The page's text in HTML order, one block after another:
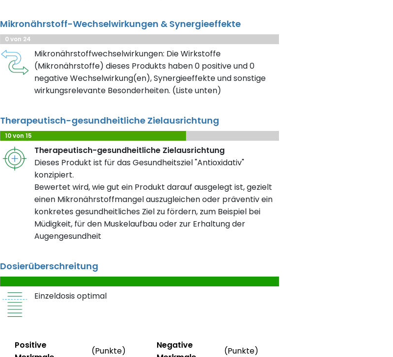
Mikronährstoff-Wechselwirkungen & Synergieeffekte
0 von 24
Mikronährstoffwechselwirkungen: Die Wirkstoffe
(Mikronährstoffe) dieses Produkts haben 0 positive und 0
negative Wechselwirkung(en), Synergieeffekte und sonstige
wirkungsrelevante Besonderheiten. (Liste unten)
Therapeutisch-gesundheitliche Zielausrichtung
10 von 15
Therapeutisch-gesundheitliche Zielausrichtung
Dieses Produkt ist für das Gesundheitsziel "Antioxidativ"
konzipiert.
Bewertet wird, wie gut ein Produkt darauf ausgelegt ist, gezielt
einen Mikronährstoffmangel auszugleichen oder präventiv ein
konkretes gesundheitliches Ziel zu fördern, zum Beispiel bei
Müdigkeit, für den Muskelaufbau oder zur Erhaltung der
Augengesundheit
Dosierüberschreitung
Einzeldosis optimal
StatusPositive
(Punkte)
Weitere Informationen
StatusNegative
(Punkte)